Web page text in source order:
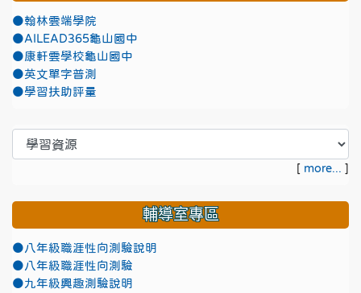
●翰林雲端學院
●AILEAD365龜山國中
●康軒雲學校龜山國中
●英文單字普測
●學習扶助評量
[ more... ]
輔導室專區
●八年級職涯性向測驗說明
●八年級職涯性向測驗
●九年級興趣測驗說明